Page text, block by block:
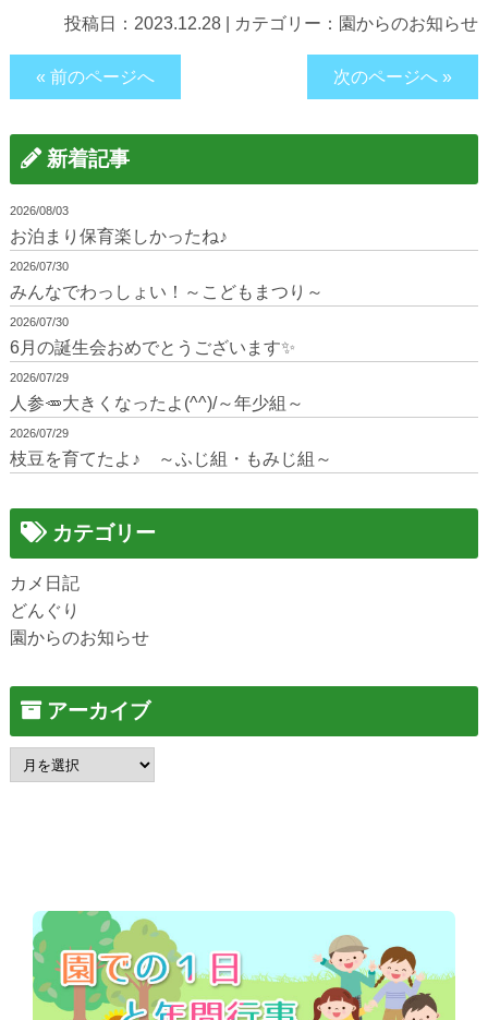
投稿日： 2023.12.28 カテゴリー： 園からのお知らせ
« 前のページへ 次のページへ »
新着記事
2026/08/03
お泊まり保育楽しかったね♪
2026/07/30
みんなでわっしょい！～こどもまつり～
2026/07/30
6月の誕生会おめでとうございます✨
2026/07/29
人参🥕大きくなったよ(^^)/～年少組～
2026/07/29
枝豆を育てたよ♪ ～ふじ組・もみじ組～
カテゴリー
カメ日記
どんぐり
園からのお知らせ
アーカイブ